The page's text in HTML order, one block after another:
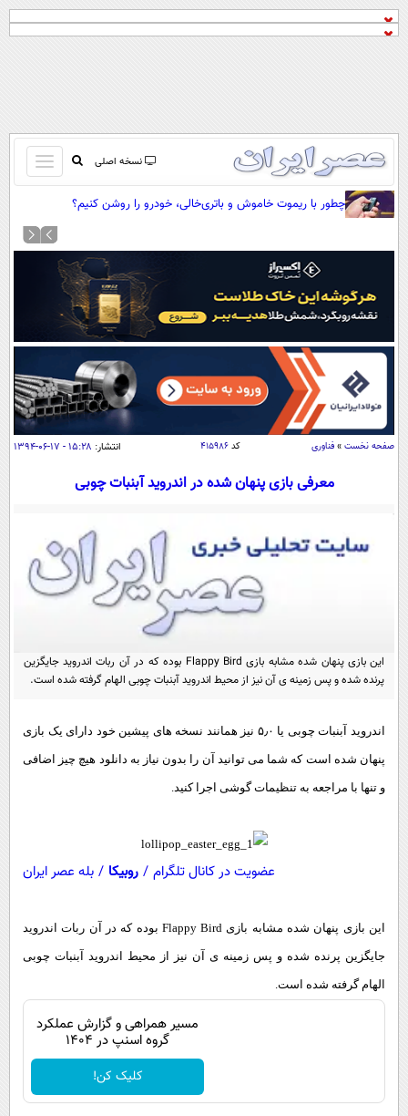
نسخه اصلی
باز
و
کردن
صفحه اول
آرشیو
نظرسنجی
آب و هوا
اوقات شرعی
سواد زندگی
اقتصاد
اقتصادی
جامعه
حوادث
یک برش دانایی
سفر و تفریح
بین الملل
علم و دانش
علمی
گوناگون
باشگاه مغز
مجله تصویری سلاح
ورزش
سیاست
حوادث
محیط زیست
فرهنگی
بین الملل
اجتماعی
عصر ایران 2
خواندنی ها و دیدنی ها
داستان کوتاه
دانلود
آموزش زبان
چطور با ریموت خاموش و باتری‌خالی، خودرو را روشن کنیم؟
صفحه نخست » فناوری کد۴۱۵۹۸۶ انتشار: ۱۵:۲۸ - ۱۷-۰۶-۱۳۹۴
معرفی بازی پنهان شده در اندروید آبنبات چوبی
این بازی پنهان شده مشابه بازی Flappy Bird بوده که در آن ربات اندروید جایگزین
پرنده شده و پس زمینه ی آن نیز از محیط اندروید آبنبات چوبی الهام گرفته شده است.
اندروید آبنبات چوبی یا ۵٫۰ نیز همانند نسخه های پیشین خود دارای یک بازی
پنهان شده است که شما می توانید آن را بدون نیاز به دانلود هیچ چیز اضافی
و تنها با مراجعه به تنظیمات گوشی اجرا کنید.
عضویت در کانال تلگرام / روبیکا / بله عصر ایران
این بازی پنهان شده مشابه بازی Flappy Bird بوده که در آن ربات اندروید
جایگزین پرنده شده و پس زمینه ی آن نیز از محیط اندروید آبنبات چوبی
الهام گرفته شده است.
مسیر همراهی و گزارش عملکرد
گروه اسنپ در ۱۴۰۴
کلیک کن!